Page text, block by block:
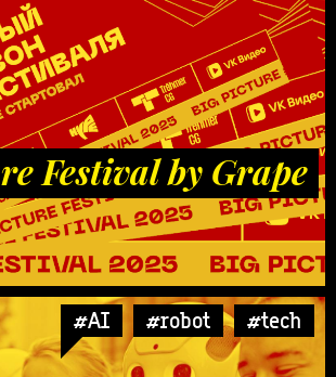
Festival by Grape
#AI #robot #tech